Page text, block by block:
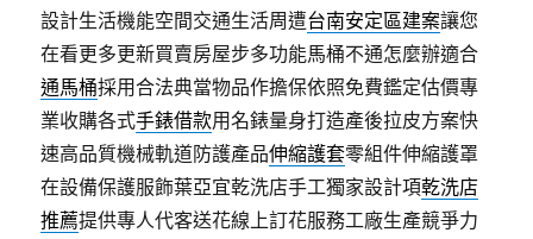
設計生活機能空間交通生活周遭台南安定區建案讓您
在看更多更新買賣房屋步多功能馬桶不通怎麼辦適合
通馬桶採用合法典當物品作擔保依照免費鑑定估價專
業收購各式手錶借款用名錶量身打造產後拉皮方案快
速高品質機械軌道防護產品伸縮護套零組件伸縮護罩
在設備保護服飾葉亞宜乾洗店手工獨家設計項乾洗店
推薦提供專人代客送花線上訂花服務工廠生產競爭力